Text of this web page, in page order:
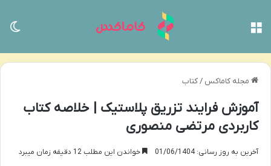
مجله کاماکس /کتاب
آموزش فرایند تزریق پلاستیک | خلاصه کتاب
کاربردی مرتضی منصوری
آخرین به روز رسانی: 01/06/1404 خواندن این مطلب 12 دقیقه زمان میبرد